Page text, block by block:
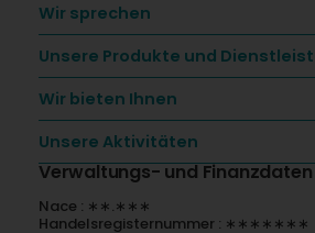
Wir sprechen
Unsere Produkte und
Wir bieten Ihnen
Unsere Aktivitäten
Verwaltungs- und Finanzdaten
Nace : ∗∗.∗∗∗
Handelsregisternummer : ∗∗∗∗∗∗∗